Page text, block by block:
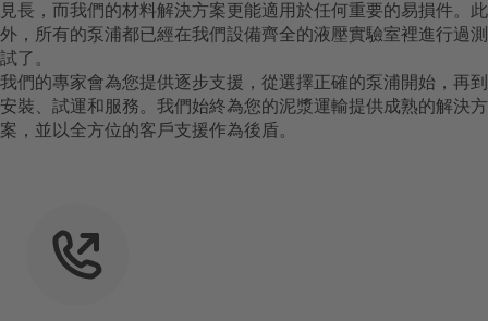
見長，而我們的材料解決方案更能適用於任何重要的易損件。此
外，所有的泵浦都已經在我們設備齊全的液壓實驗室裡進行過測
試了。
我們的專家會為您提供逐步支援，從選擇正確的泵浦開始，再到
安裝、試運和服務。我們始終為您的泥漿運輸提供成熟的解決方
案，並以全方位的客戶支援作為後盾。